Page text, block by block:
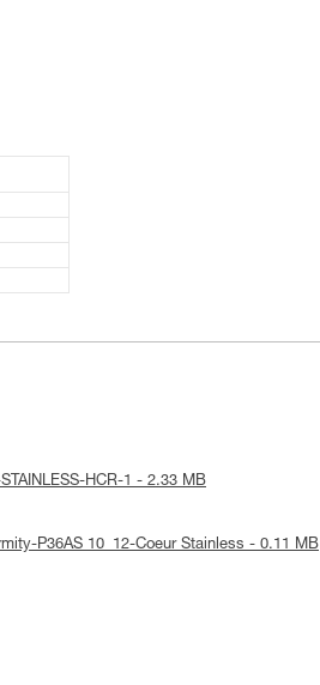
HCR-1 - 2.33 MB
P36AS 10_12-Coeur Stainless - 0.11 MB